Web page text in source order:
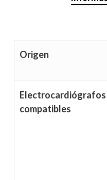
Origen
Electrocardiógrafos
compatibles